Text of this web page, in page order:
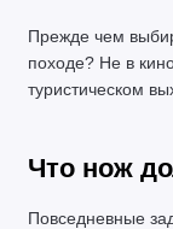
Прежде чем
походе? Не в
туристическом
Что нож
Повседневные